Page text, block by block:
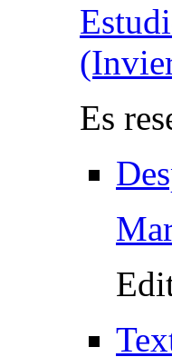
Es